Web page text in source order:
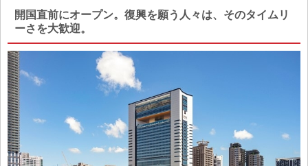
開国直前にオープン。復興を願う人々は、そのタイムリ
ーさを大歓迎。